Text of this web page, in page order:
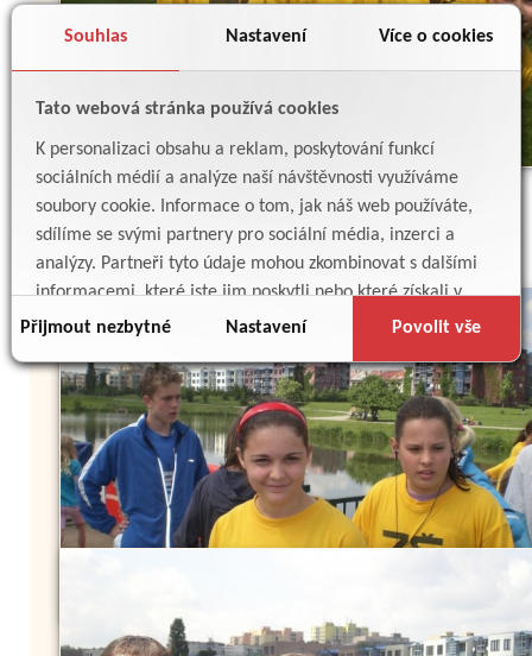
Souhlas Nastavení Více o cookies
Tato webová stránka používá cookies
K personalizaci obsahu a reklam, poskytování funkcí
sociálních médií a analýze naší návštěvnosti využíváme
soubory cookie. Informace o tom, jak náš web používáte,
sdílíme se svými partnery pro sociální média, inzerci a
analýzy. Partneři tyto údaje mohou zkombinovat s dalšími
informacemi, které jste jim poskytli nebo které získali v
důsledku toho, že používáte jejich služby.
Přijmout nezbytné Nastavení Povolit vše